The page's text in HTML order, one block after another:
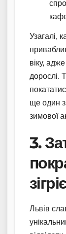
Узагалі,
віку,
дорослі.
ще один
зимової
3.
Львів